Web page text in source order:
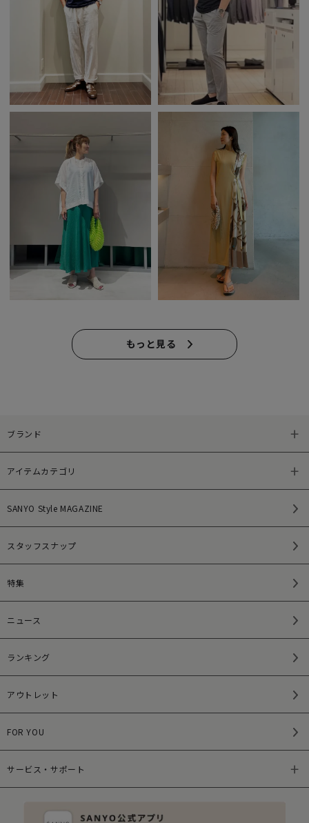
もっと見る
ブランド
アイテムカテゴリ
SANYO Style MAGAZINE
スタッフスナップ
特集
ニュース
ランキング
アウトレット
FOR YOU
サービス・サポート